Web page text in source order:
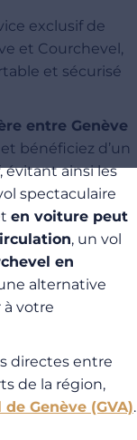
exclusif de
et Courchevel,
et sécurisé
entre Genève
et bénéficiez d’un
évitant ainsi les
spectaculaire
en voiture peut
, un vol
en
alternative
votre
directes entre
de la région,
Genève (GVA).